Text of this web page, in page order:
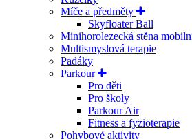
Míče a předměty
Skyfloater Ball
Minihorolezecká stěna
Multismyslová terapie
Padáky
Parkour
Pro děti
Pro školy
Parkour Air
Fitness a fyzioterapie
Pohybové aktivity